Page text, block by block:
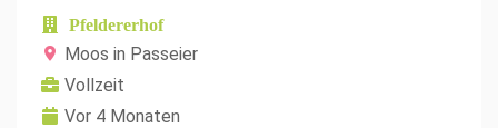
Pfeldererhof
Moos in Passeier
Vollzeit
Vor 4 Monaten